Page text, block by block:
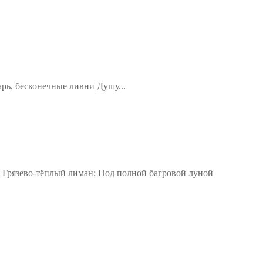
бесконечные ливни Душу...
тёплый лиман; Под полной багровой луной